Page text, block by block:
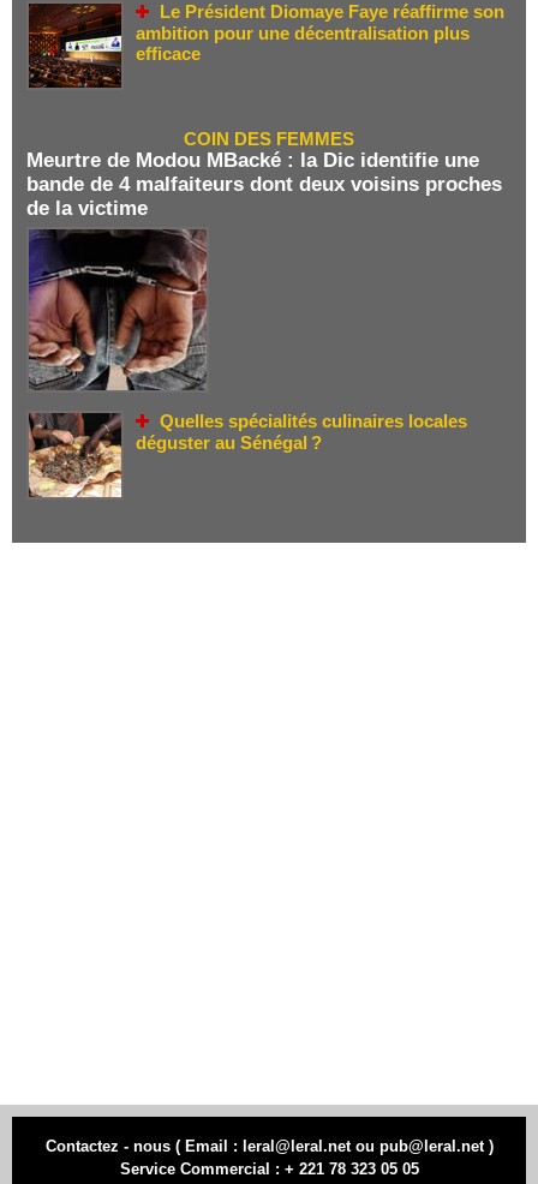
Le Président Diomaye Faye réaffirme son
ambition pour une décentralisation plus
efficace
COIN DES FEMMES
Meurtre de Modou MBacké : la Dic identifie une
bande de 4 malfaiteurs dont deux voisins proches
de la victime
Quelles spécialités culinaires locales
déguster au Sénégal ?
Contactez - nous ( Email : leral@leral.net ou pub@leral.net )
Service Commercial : + 221 78 323 05 05